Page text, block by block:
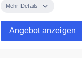
ausgewählte 3D
Mehr Details
Angebot anzeigen